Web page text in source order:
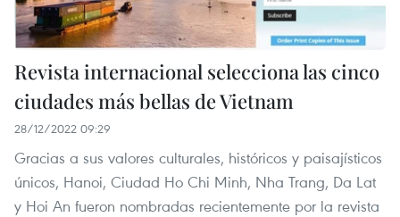
Revista internacional selecciona las cinco
ciudades más bellas de Vietnam
28/12/2022 09:29
Gracias a sus valores culturales, históricos y paisajísticos
únicos, Hanoi, Ciudad Ho Chi Minh, Nha Trang, Da Lat
y Hoi An fueron nombradas recientemente por la revista